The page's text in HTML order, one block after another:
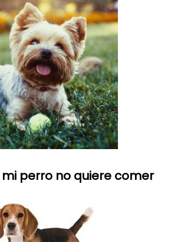
perro no quiere comer